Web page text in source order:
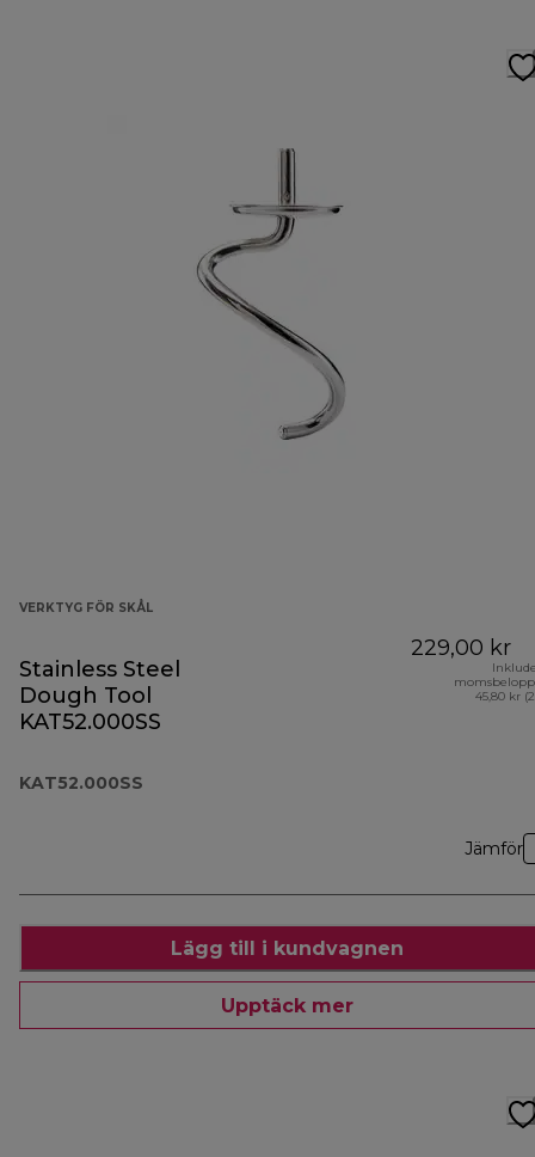
VERKTYG FÖR SKÅL
Stainless Steel
Dough Tool
KAT52.000SS
KAT52.000SS
229,00 kr
45,80 kr
Jämför
Lägg till i kundvagnen
Upptäck mer